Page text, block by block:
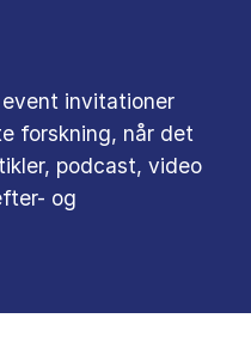
invitationer
forskning, når det
podcast, video
og